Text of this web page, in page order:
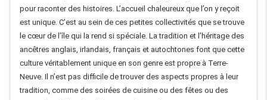
pour raconter des histoires. L’accueil chaleureux que l’on y reçoit
est unique. C’est au sein de ces petites collectivités que se trouve
le cœur de l’île qui la rend si spéciale. La tradition et l’héritage des
ancêtres anglais, irlandais, français et autochtones font que cette
culture véritablement unique en son genre est propre à Terre-
Neuve. Il n’est pas difficile de trouver des aspects propres à leur
tradition, comme des soirées de cuisine ou des fêtes ou des